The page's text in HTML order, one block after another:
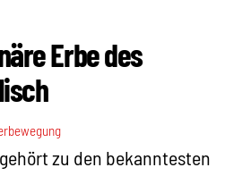
Erbe des
zu den bekanntesten